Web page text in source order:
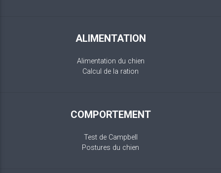
ALIMENTATION
Alimentation du chien
Calcul de la ration
COMPORTEMENT
Test de Campbell
Postures du chien